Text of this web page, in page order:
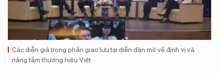
Các diễn giả trong phần giao lưu tại diễn đàn mở về định vị và
nâng tầm thương hiệu Việt